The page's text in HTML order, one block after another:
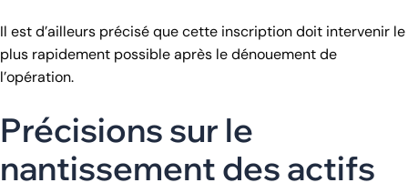
Il est d’ailleurs précisé que cette inscription doit intervenir le
plus rapidement possible après le dénouement de
l’opération.
Précisions sur le
nantissement des actifs